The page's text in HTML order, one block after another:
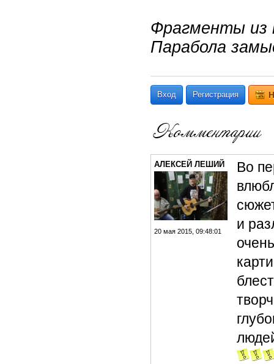
Фрагменты из
Парабола
Вход Регистрация
АЛЕКСЕЙ ЛЕШИЙ
20 мая 2015, 09:48:01
Во
и